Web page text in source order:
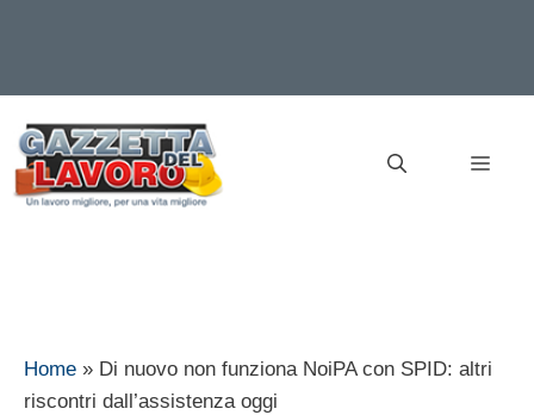
contenuto
Home » Di nuovo non funziona NoiPA con SPID: altri
riscontri dall’assistenza oggi